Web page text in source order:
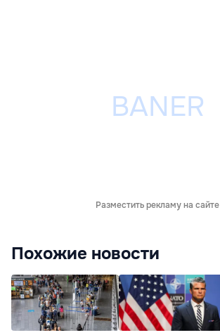
Разместить рекламу на сайте
Похожие новости